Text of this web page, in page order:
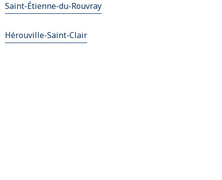
Saint-Étienne-du-Rouvray
Hérouville-Saint-Clair